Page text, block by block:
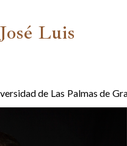
Luis
de Las Palmas de